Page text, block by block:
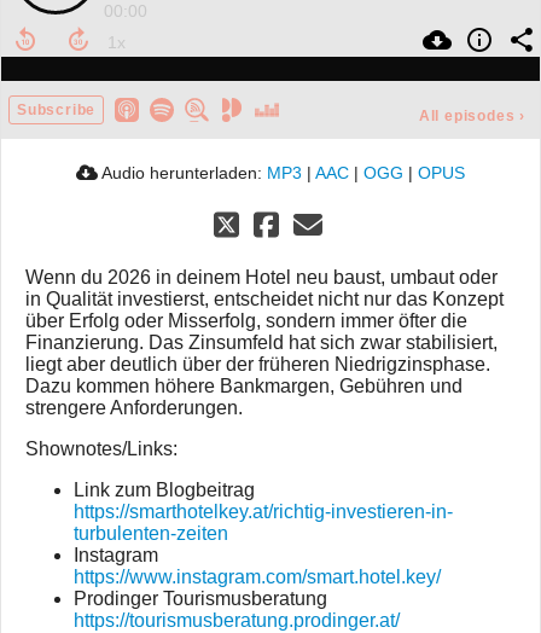
00:00
Subscribe All episodes ›
Audio herunterladen: MP3 | AAC | OGG | OPUS
Wenn du 2026 in deinem Hotel neu baust, umbaut oder
in Qualität investierst, entscheidet nicht nur das Konzept
über Erfolg oder Misserfolg, sondern immer öfter die
Finanzierung. Das Zinsumfeld hat sich zwar stabilisiert,
liegt aber deutlich über der früheren Niedrigzinsphase.
Dazu kommen höhere Bankmargen, Gebühren und
strengere Anforderungen.
Shownotes/Links:
Link zum Blogbeitrag
https://smarthotelkey.at/richtig-investieren-in-
turbulenten-zeiten
Instagram
https://www.instagram.com/smart.hotel.key/
Prodinger Tourismusberatung
https://tourismusberatung.prodinger.at/